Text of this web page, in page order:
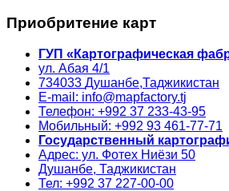
Приобритение карт
ГУП «Картографическая
ул. Абая 4/1
734033 Душанбе,Таджикистан
E-mail: info@mapfactory.tj
Телефон: +992 37 233-43-95
Мобильный: +992 93 461-77-71
Государственный
Адрес: ул. Фотех Ниёзи 50
Душанбе, Таджикистан
Тел: +992 37 227-00-00